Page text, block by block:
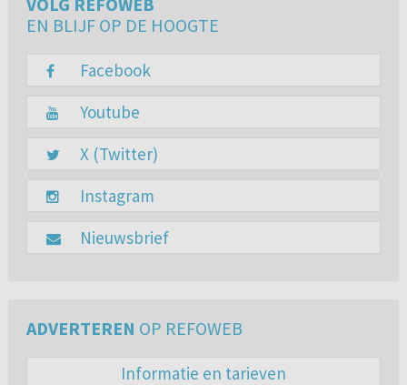
EN BLIJF OP DE HOOGTE
Facebook
Youtube
X (Twitter)
Instagram
Nieuwsbrief
ADVERTEREN OP REFOWEB
Informatie en tarieven